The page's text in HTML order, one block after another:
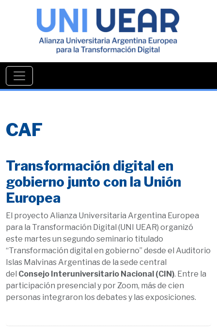
CAF
Transformación digital en
gobierno junto con la Unión
Europea
El proyecto Alianza Universitaria Argentina Europea
para la Transformación Digital (UNI UEAR) organizó
este martes un segundo seminario titulado
“Transformación digital en gobierno” desde el Auditorio
Islas Malvinas Argentinas de la sede central
del Consejo Interuniversitario Nacional (CIN). Entre la
participación presencial y por Zoom, más de cien
personas integraron los debates y las exposiciones.